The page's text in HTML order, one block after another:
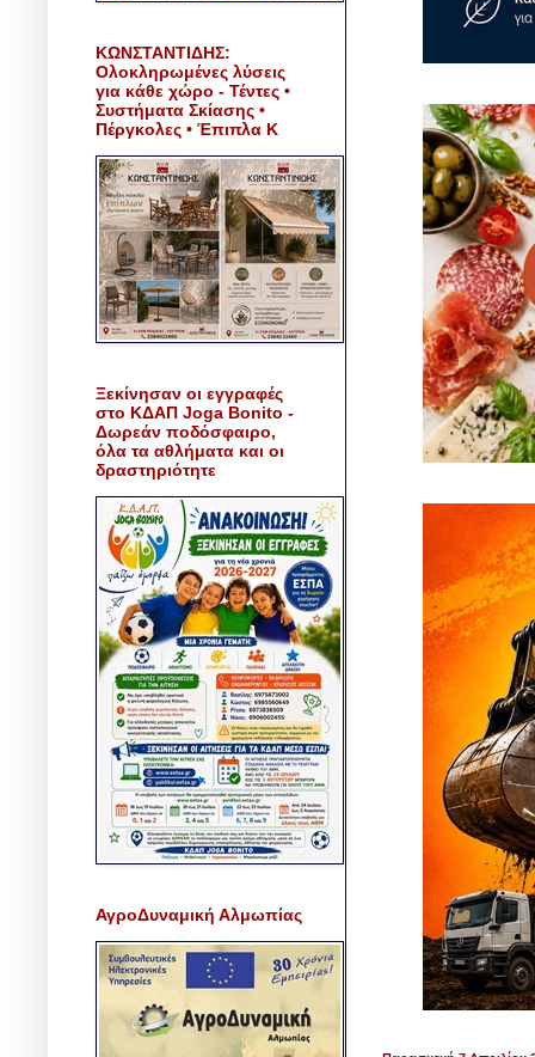
ΚΩΝΣΤΑΝΤΙΔΗΣ:
Ολοκληρωμένες λύσεις
για κάθε χώρο - Τέντες •
Συστήματα Σκίασης •
Πέργκολες • Έπιπλα Κ
Ξεκίνησαν οι εγγραφές
στο ΚΔΑΠ Joga Bonito -
Δωρεάν ποδόσφαιρο,
όλα τα αθλήματα και οι
δραστηριότητε
ΑγροΔυναμική Αλμωπίας